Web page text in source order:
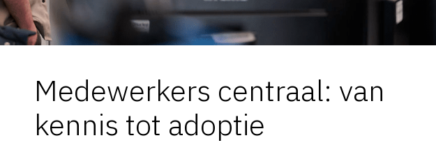
Medewerkers centraal: van
kennis tot adoptie